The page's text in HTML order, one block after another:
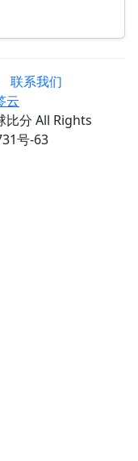
联系我们
云
分 All Rights
号-63